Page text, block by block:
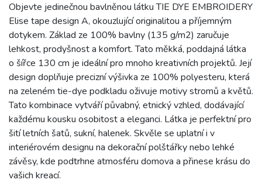
Objevte jedinečnou bavlněnou látku TIE DYE EMBROIDERY
Elise tape design A, okouzlující originalitou a příjemným
dotykem. Základ ze 100% bavlny (135 g/m2) zaručuje
lehkost, prodyšnost a komfort. Tato měkká, poddajná látka
o šířce 130 cm je ideální pro mnoho kreativních projektů. Její
design doplňuje precizní výšivka ze 100% polyesteru, která
na zeleném tie-dye podkladu oživuje motivy stromů a květů.
Tato kombinace vytváří půvabný, etnický vzhled, dodávající
každému kousku osobitost a eleganci. Látka je perfektní pro
šití letních šatů, sukní, halenek. Skvěle se uplatní i v
interiérovém designu na dekorační polštářky nebo lehké
závěsy, kde podtrhne atmosféru domova a přinese krásu do
vašich kreací.